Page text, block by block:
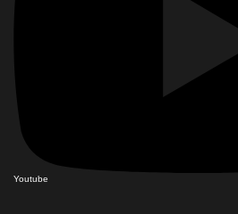
Youtube